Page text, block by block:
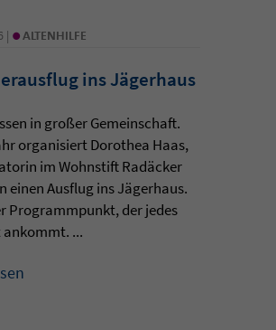
| • ALTENHILFE
ins Jägerhaus
in großer Gemeinschaft.
organisiert Dorothea Haas,
im Wohnstift Radäcker
einen Ausflug ins Jägerhaus.
Programmpunkt, der jedes
...